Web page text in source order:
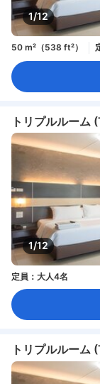
1/12
50 m²（538 ft²）
トリプルルーム
1/12
定員：大人4名
トリプルルーム